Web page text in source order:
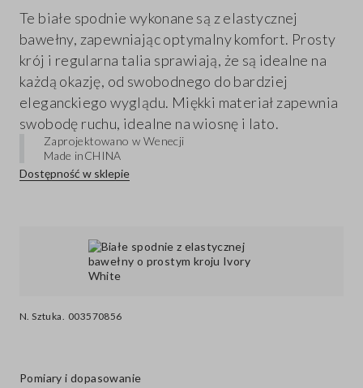
N. Sztuka. 003570856
Te białe spodnie wykonane są z elastycznej
bawełny, zapewniając optymalny komfort. Prosty
krój i regularna talia sprawiają, że są idealne na
każdą okazję, od swobodnego do bardziej
eleganckiego wyglądu. Miękki materiał zapewnia
swobodę ruchu, idealne na wiosnę i lato.
Zaprojektowano w Wenecji
Made inCHINA
Dostępność w sklepie
Pomiary i dopasowanie